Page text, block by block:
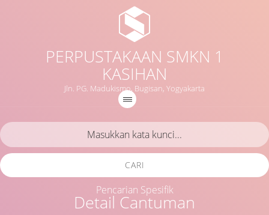
PERPUSTAKAAN SMKN 1
KASIHAN
Jln. PG. Madukismo, Bugisan, Yogyakarta
Detail Cantuman
CARI
Pencarian Spesifik